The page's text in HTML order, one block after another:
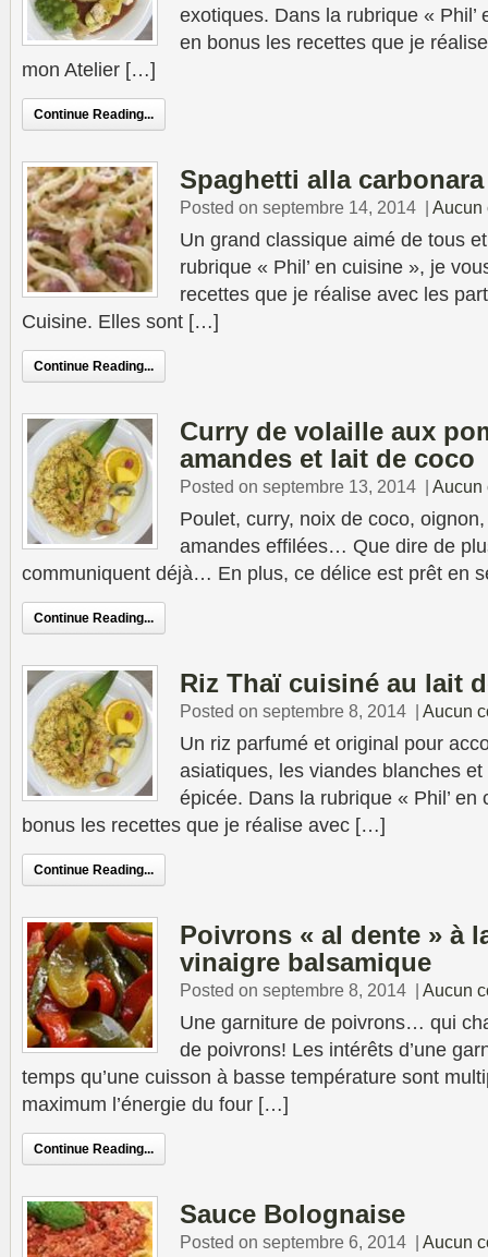
exotiques. Dans la rubrique «
en bonus les recettes que je
mon Atelier […]
Continue Reading...
Spaghetti alla carbonara
Posted on septembre 14, 2014 | Aucun
Un grand classique aimé de tous
rubrique « Phil’ en cuisine », je
recettes que je réalise avec les
Cuisine. Elles sont […]
Continue Reading...
Curry de volaille aux
amandes et lait de coco
Posted on septembre 13, 2014 | Aucun
Poulet, curry, noix de coco,
amandes effilées… Que dire de
communiquent déjà… En plus, ce délice est prêt en
Continue Reading...
Riz Thaï cuisiné au lait
Posted on septembre 8, 2014 | Aucun
Un riz parfumé et original pour
asiatiques, les viandes blanches
épicée. Dans la rubrique « Phil’
bonus les recettes que je réalise avec […]
Continue Reading...
Poivrons « al dente » à
vinaigre balsamique
Posted on septembre 8, 2014 | Aucun
Une garniture de poivrons… qui
de poivrons! Les intérêts d’une
temps qu’une cuisson à basse température sont
maximum l’énergie du four […]
Continue Reading...
Sauce Bolognaise
Posted on septembre 6, 2014 | Aucun